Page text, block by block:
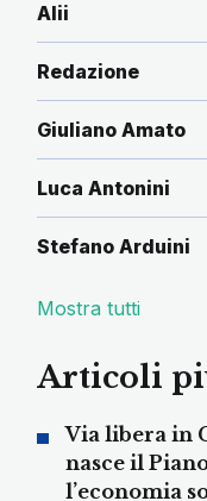
Alii
Redazione
Giuliano Amato
Luca Antonini
Stefano Arduini
Mostra tutti
Articoli
Via libera in
nasce il
l’economia